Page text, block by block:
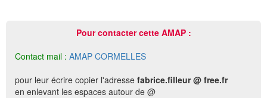
Pour contacter cette AMAP :
Contact mail : AMAP CORMELLES
pour leur écrire copier l'adresse fabrice.filleur @ free.fr
en enlevant les espaces autour de @